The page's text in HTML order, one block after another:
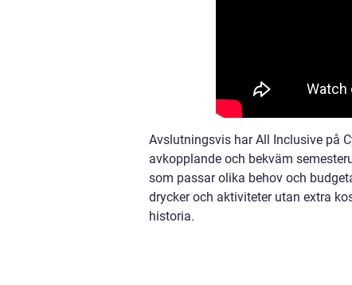
Avslutningsvis har All Inclusive på
avkopplande och bekväm
som passar olika behov och
drycker och aktiviteter utan extra
historia.